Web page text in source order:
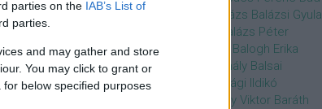
parties on the IAB’s List of
parties.
and may gather and store
You may click to grant or
below specified purposes
Boys Bajos csajok Balázs Balázsi Gyula
Balázs Péter
Baldurs Gate 3
Balogh Erika
Balogh Mix Stúdió
Balog Mihály Balsai
Mónika Bánfalvi Eszter
Bánsági Ildikó
Baradlay Viktor Baráth